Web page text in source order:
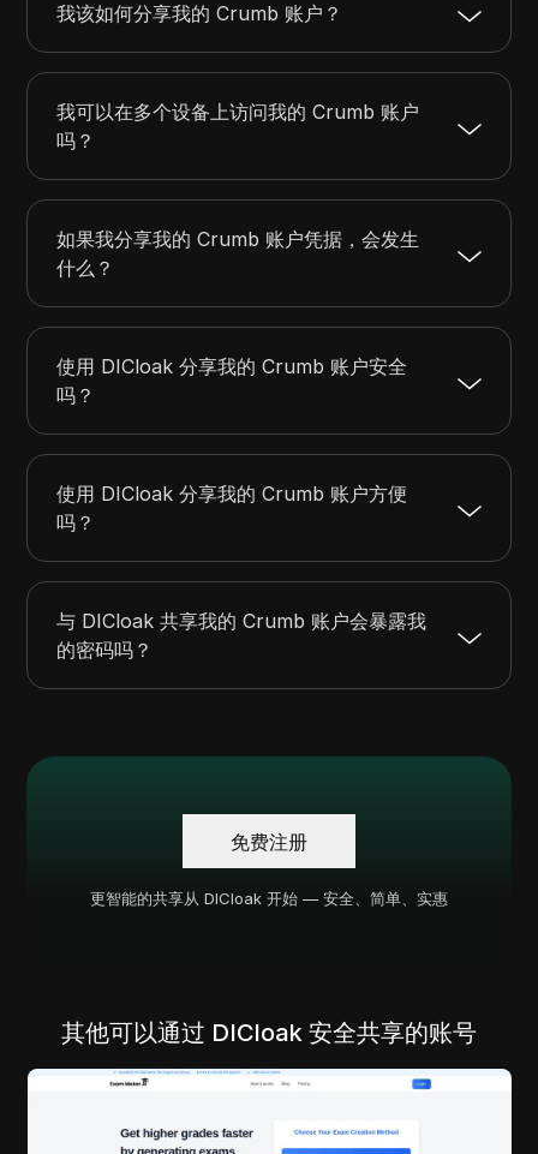
我该如何分享我的 Crumb 账户？
我可以在多个设备上访问我的 Crumb 账户
吗？
如果我分享我的 Crumb 账户凭据，会发生
什么？
使用 DICloak 分享我的 Crumb 账户安全
吗？
使用 DICloak 分享我的 Crumb 账户方便
吗？
与 DICloak 共享我的 Crumb 账户会暴露我
的密码吗？
免费注册
更智能的共享从 DICloak 开始 — 安全、简单、实惠
其他可以通过 DICloak 安全共享的账号